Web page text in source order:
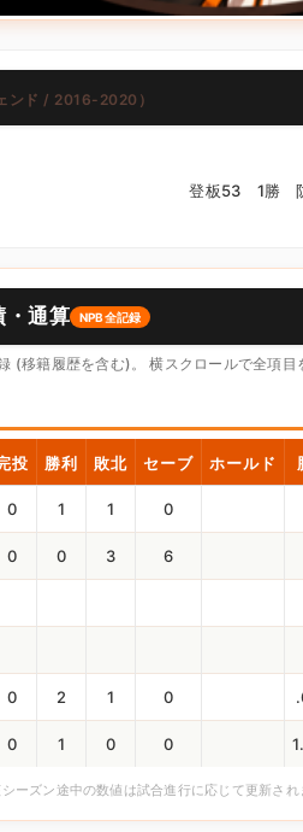
ンド / 2016-2020）
登板53 1勝
・通算 NPB全記録
(移籍履歴を含む)。 横スクロールで全項目
投 勝利 敗北 セーブ ホールド
0 1 1 0
0 0 3 6
0 2 1 0
0 1 0 0
ーズン途中の数値は試合進行に応じて更新され